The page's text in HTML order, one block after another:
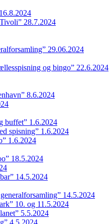
28.7.2024
29.06.2024
og bingo” 22.6.2024
8.6.2024
buffet” 1.6.2024
spisning” 1.6.2024
1.6.2024
18.5.2024
14.5.2024
14.5.2024
10. og 11.5.2024
5.5.2024